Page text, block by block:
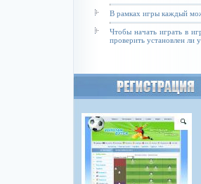
В рамках игры каждый
Чтобы начать играть в
проверить установлен ли